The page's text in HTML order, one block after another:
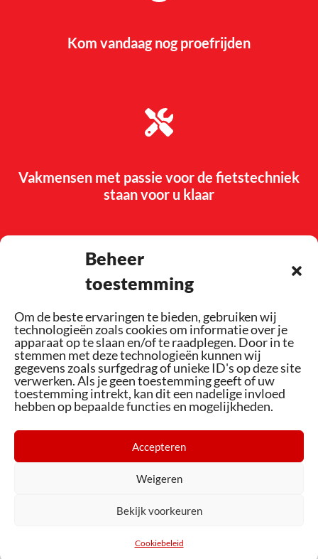
Beheer
toestemming
Om de beste ervaringen te bieden, gebruiken wij
technologieën zoals cookies om informatie over je
apparaat op te slaan en/of te raadplegen. Door in te
stemmen met deze technologieën kunnen wij
gegevens zoals surfgedrag of unieke ID's op deze site
verwerken. Als je geen toestemming geeft of uw
toestemming intrekt, kan dit een nadelige invloed
hebben op bepaalde functies en mogelijkheden.
Accepteren
Weigeren
Bekijk voorkeuren
Cookiebeleid
Kom vandaag nog proefrijden
Vakmensen met passie voor de fietstechniek
staan voor u klaar
Altijd up-to-date kennis waarmee we u graag
adviseren op het gebied van fietsen en e-bikes
© Boere Fietsplezier